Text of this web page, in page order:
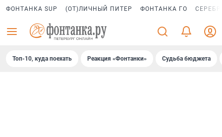
ФОНТАНКА SUP (ОТ)ЛИЧНЫЙ ПИТЕР ФОНТАНКА ГО
Топ-10, куда поехать Реакция «Фонтанки» Судьба бюджета